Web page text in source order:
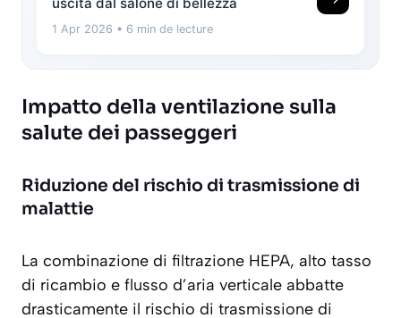
1 Apr 2026 • 6 min de lecture
Impatto della ventilazione sulla
salute dei passeggeri
Riduzione del rischio di trasmissione di
malattie
La combinazione di filtrazione HEPA, alto tasso
di ricambio e flusso d’aria verticale abbatte
drasticamente il rischio di trasmissione di